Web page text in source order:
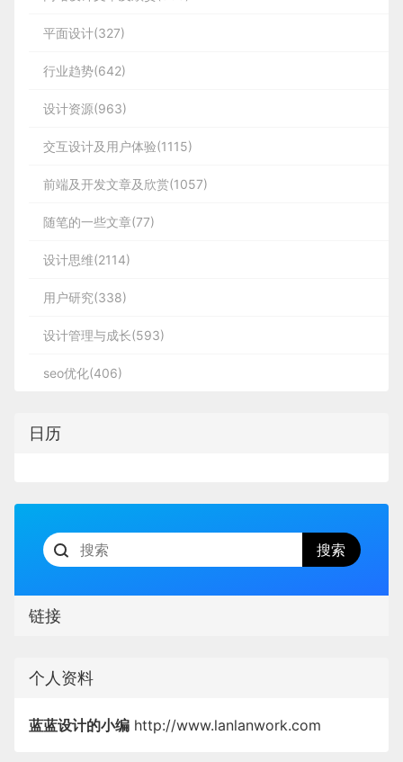
平面设计(327)
行业趋势(642)
设计资源(963)
交互设计及用户体验(1115)
前端及开发文章及欣赏(1057)
随笔的一些文章(77)
设计思维(2114)
用户研究(338)
设计管理与成长(593)
seo优化(406)
日历
链接
个人资料
蓝蓝设计的小编 http://www.lanlanwork.com